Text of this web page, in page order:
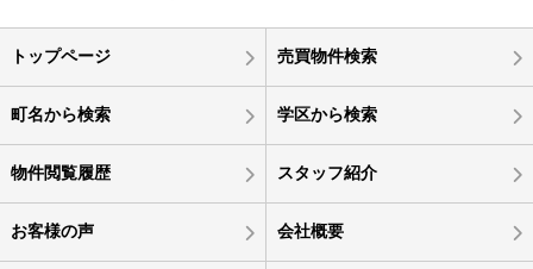
トップページ 売買物件検索
町名から検索 学区から検索
物件閲覧履歴 スタッフ紹介
お客様の声 会社概要